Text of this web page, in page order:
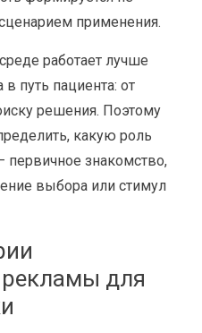
применения.
работает лучше
в путь пациента: от
решения. Поэтому
какую роль
знакомство,
выбора или стимул
для